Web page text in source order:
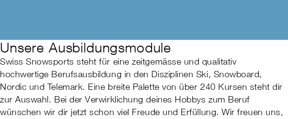
Unsere Ausbildungsmodule
Swiss Snowsports steht für eine zeitgemässe und qualitativ
hochwertige Berufsausbildung in den Disziplinen Ski, Snowboard,
Nordic und Telemark. Eine breite Palette von über 240 Kursen steht dir
zur Auswahl. Bei der Verwirklichung deines Hobbys zum Beruf
wünschen wir dir jetzt schon viel Freude und Erfüllung. Wir freuen uns,